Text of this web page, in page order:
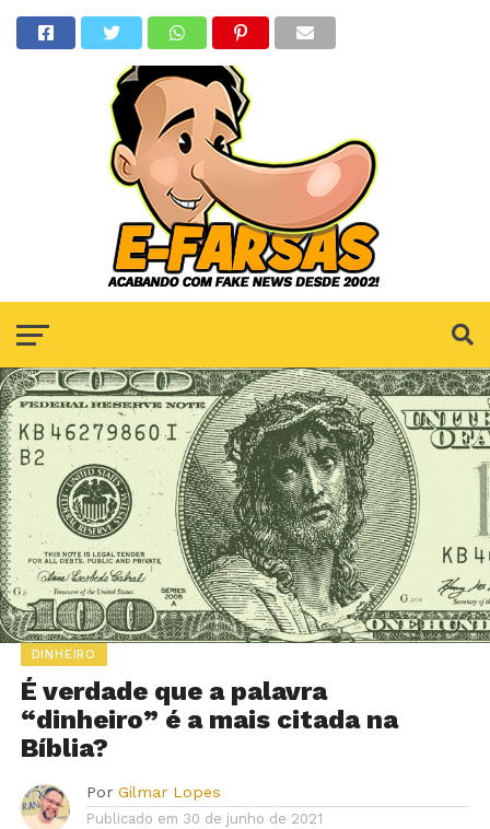
DINHEIRO
É verdade que a palavra
“dinheiro” é a mais citada na
Bíblia?
Por Gilmar Lopes
Publicado em 30 de junho de 2021